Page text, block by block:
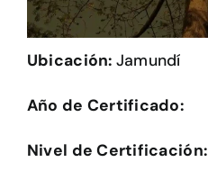
Herramientas
Credenciales
Ubicación: Jamundí
Año de Certificado:
Nivel de Certificación: